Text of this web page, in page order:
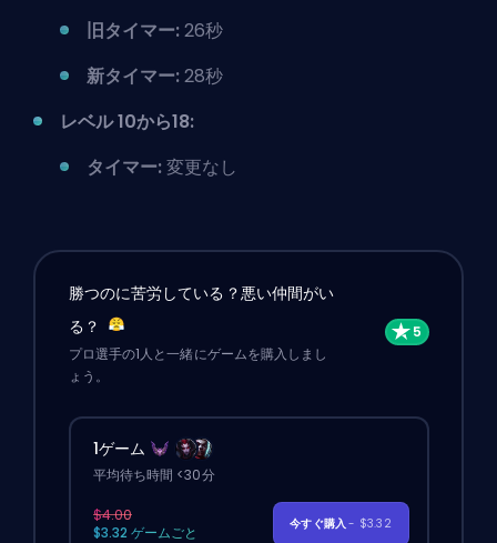
旧タイマー:26秒
新タイマー:28秒
レベル 10から18:
タイマー:変更なし
勝つのに苦労している？悪い仲間がい
る？
プロ選手の1人と一緒にゲームを購入しまし
ょう。
1ゲーム
平均待ち時間 <30分
$4.00
$3.32 ゲームごと
今すぐ購入- $3.32